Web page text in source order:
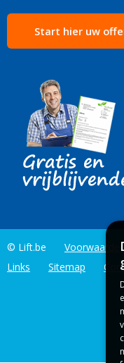
Start hier uw
© Lift.be
Links
Sitemap